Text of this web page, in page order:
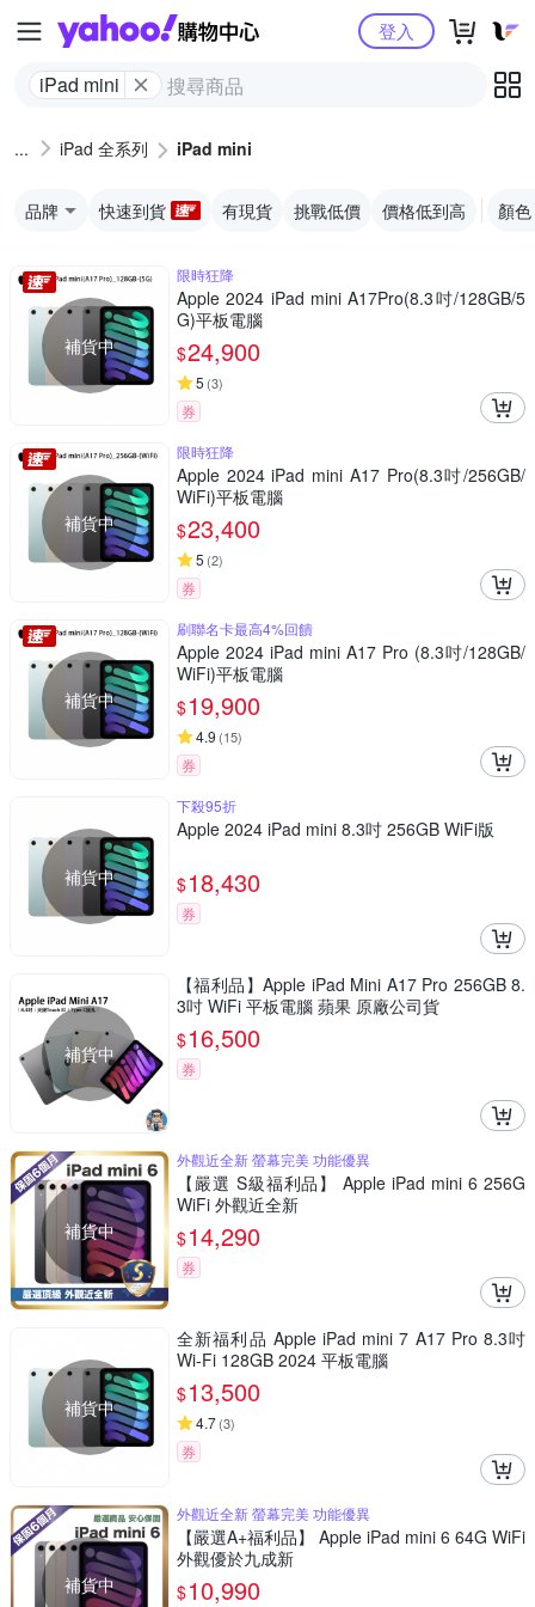
Yahoo購物中心
iPad mini
登入
iPad 全系列 iPad mini
品牌 快速到貨 有現貨 挑戰低價 價格低到高 顏色
補貨中
限時狂降
Apple 2024 iPad mini A17Pro(8.3吋/128GB/5
G)平板電腦
$24,900
5 (3)
券
補貨中
限時狂降
Apple 2024 iPad mini A17 Pro(8.3吋/256GB/
WiFi)平板電腦
$23,400
5 (2)
券
補貨中
刷聯名卡最高4%回饋
Apple 2024 iPad mini A17 Pro (8.3吋/128GB/
WiFi)平板電腦
$19,900
4.9 (15)
券
補貨中
下殺95折
Apple 2024 iPad mini 8.3吋 256GB WiFi版
$18,430
券
補貨中
【福利品】Apple iPad Mini A17 Pro 256GB 8.
3吋 WiFi 平板電腦 蘋果 原廠公司貨
$16,500
券
補貨中
外觀近全新 螢幕完美 功能優異
【嚴選 S級福利品】 Apple iPad mini 6 256G
WiFi 外觀近全新
$14,290
券
補貨中
全新福利品 Apple iPad mini 7 A17 Pro 8.3吋
Wi-Fi 128GB 2024 平板電腦
$13,500
4.7(3)
券
補貨中
外觀近全新 螢幕完美 功能優異
【嚴選A+福利品】 Apple iPad mini 6 64G WiFi
外觀優於九成新
$10,990